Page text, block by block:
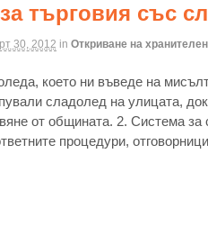
търговия със
30, 2012 in Откриване на
което ни въведе на
сладолед на улицата,
от общината. 2. Система за
процедури,